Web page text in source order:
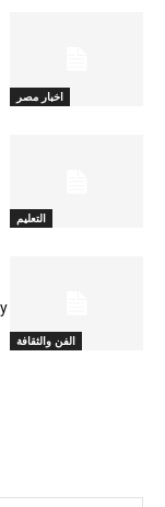
اخبار مصر
التعليم
الفن والثقافة